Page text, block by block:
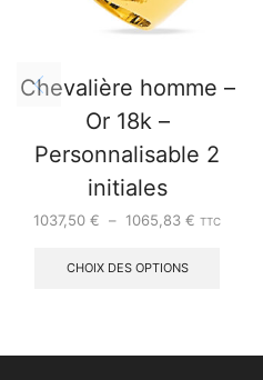
Chevalière homme –
Or 18k –
Personnalisable 2
initiales
1037,50 € – 1065,83 € TTC
CHOIX DES OPTIONS